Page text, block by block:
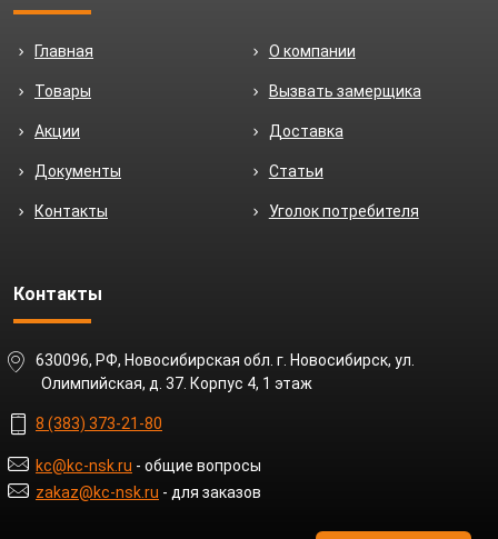
Главная О компании
Товары Вызвать замерщика
Акции Доставка
Документы Статьи
Контакты Уголок потребителя
Контакты
630096, РФ, Новосибирская обл. г. Новосибирск, ул.
Олимпийская, д. 37. Корпус 4, 1 этаж
8 (383) 373-21-80
kc@kc-nsk.ru - общие вопросы
zakaz@kc-nsk.ru - для заказов